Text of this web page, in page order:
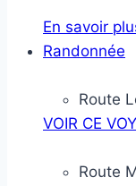
En savoir
Randonnée
Route
VOIR CE
Route